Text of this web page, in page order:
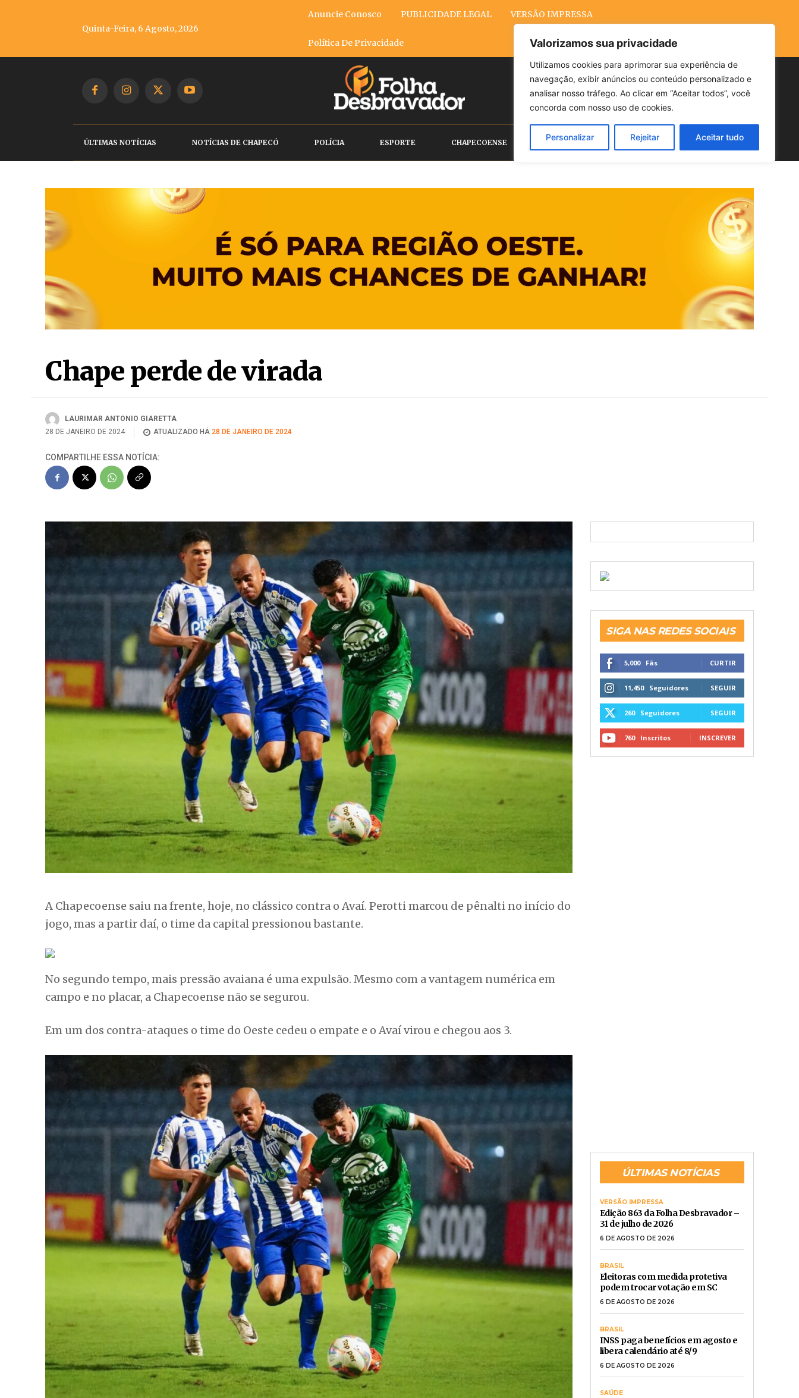
Valorizamos sua privacidade
Utilizamos cookies para aprimorar sua experiência de
navegação, exibir anúncios ou conteúdo personalizado e
analisar nosso tráfego. Ao clicar em “Aceitar todos”, você
concorda com nosso uso de cookies.
Personalizar Rejeitar Aceitar tudo
Quinta-Feira, 6 Agosto, 2026
Anuncie Conosco PUBLICIDADE LEGAL VERSÃO IMPRESSA
Política De Privacidade
Buscar
ÚLTIMAS NOTÍCIAS NOTÍCIAS DE CHAPECÓ POLÍCIA ESPORTE CHAPECOENSE POLÍTICA CLIMA ECONOMIA
Chape perde de virada
LAURIMAR ANTONIO GIARETTA
28 DE JANEIRO DE 2024
ATUALIZADO HÁ 28 DE JANEIRO DE 2024
COMPARTILHE ESSA NOTÍCIA:
A Chapecoense saiu na frente, hoje, no clássico contra o Avaí. Perotti marcou de pênalti no início do
jogo, mas a partir daí, o time da capital pressionou bastante.
No segundo tempo, mais pressão avaiana é uma expulsão. Mesmo com a vantagem numérica em
campo e no placar, a Chapecoense não se segurou.
Em um dos contra-ataques o time do Oeste cedeu o empate e o Avaí virou e chegou aos 3.
SIGA NAS REDES SOCIAIS
5,000 Fãs CURTIR
11,450 Seguidores SEGUIR
260 Seguidores SEGUIR
760 Inscritos INSCREVER
ÚLTIMAS NOTÍCIAS
VERSÃO IMPRESSA
Edição 863 da Folha Desbravador –
31 de julho de 2026
6 DE AGOSTO DE 2026
BRASIL
Eleitoras com medida protetiva
podem trocar votação em SC
6 DE AGOSTO DE 2026
BRASIL
INSS paga benefícios em agosto e
libera calendário até 8/9
6 DE AGOSTO DE 2026
SAÚDE